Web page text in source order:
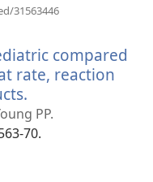
31563446
fenêtre)
compared
rate, reaction
une
nouvelle
PP.
70.